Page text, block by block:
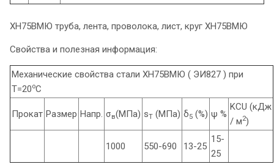
ХН75ВМЮ труба, лента, проволока, лист, круг ХН75ВМЮ
Свойства и полезная информация:
Механические свойства стали ХН75ВМЮ ( ЭИ827 ) при
Т=20oС
Прокат Размер Напр. σв(МПа) sT (МПа) δ5 (%) ψ %
KCU (кДж
/ м2)
1000 550-690 13-25
15-
25